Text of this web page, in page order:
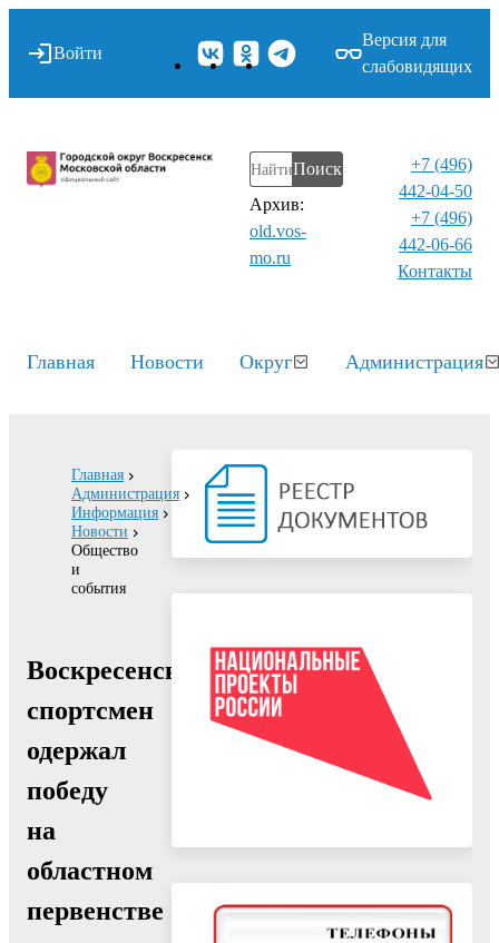
Войти
Версия для
слабовидящих
Поиск
Архив:
old.vos-
mo.ru
+7 (496)
442-04-50
+7 (496)
442-06-66
Контакты⁠
Главная Новости Округ Администрация
Главная
Администрация
Информация
Новости
Общество
и
события
Воскресенский
спортсмен
одержал
победу
на
областном
первенстве